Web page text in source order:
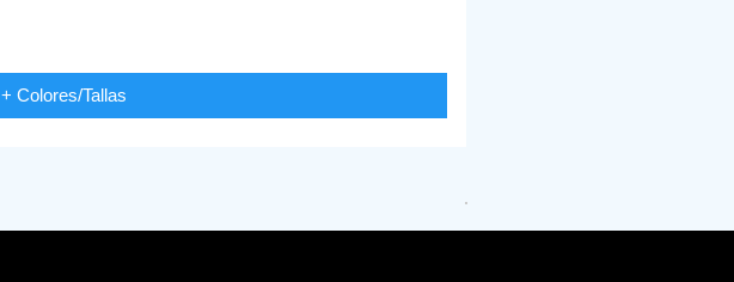
+ Colores/Tallas